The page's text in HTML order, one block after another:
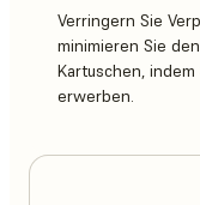
Verringern Sie
minimieren Sie
Kartuschen,
erwerben.